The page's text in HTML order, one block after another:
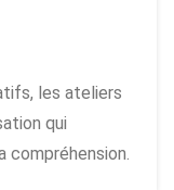
les ateliers
qui
compréhension.